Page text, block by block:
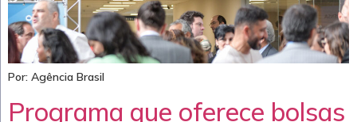
Por: Agência Brasil
Programa que oferece bolsas